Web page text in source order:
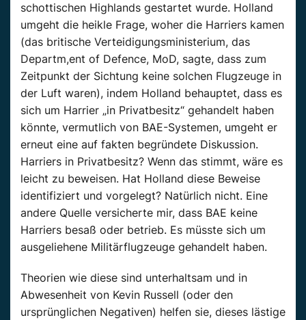
schottischen Highlands gestartet wurde. Holland
umgeht die heikle Frage, woher die Harriers kamen
(das britische Verteidigungsministerium, das
Departm,ent of Defence, MoD, sagte, dass zum
Zeitpunkt der Sichtung keine solchen Flugzeuge in
der Luft waren), indem Holland behauptet, dass es
sich um Harrier „in Privatbesitz“ gehandelt haben
könnte, vermutlich von BAE-Systemen, umgeht er
erneut eine auf fakten begründete Diskussion.
Harriers in Privatbesitz? Wenn das stimmt, wäre es
leicht zu beweisen. Hat Holland diese Beweise
identifiziert und vorgelegt? Natürlich nicht. Eine
andere Quelle versicherte mir, dass BAE keine
Harriers besaß oder betrieb. Es müsste sich um
ausgeliehene Militärflugzeuge gehandelt haben.
Theorien wie diese sind unterhaltsam und in
Abwesenheit von Kevin Russell (oder den
ursprünglichen Negativen) helfen sie, dieses lästige